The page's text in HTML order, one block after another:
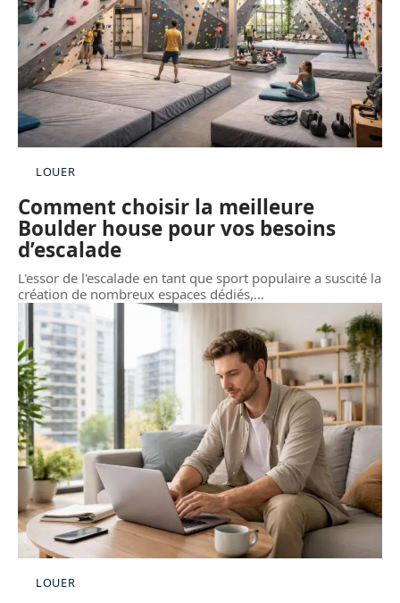
LOUER
Comment choisir la meilleure
Boulder house pour vos besoins
d’escalade
L'essor de l'escalade en tant que sport populaire a suscité la
création de nombreux espaces dédiés,…
LOUER